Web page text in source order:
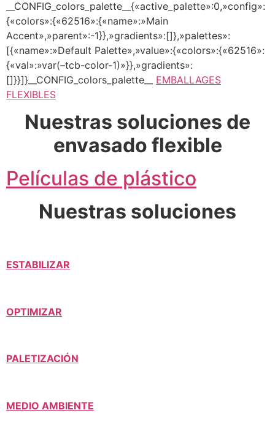
__CONFIG_colors_palette__{«active_palette»:0,»config»:
{«colors»:{«62516»:{«name»:»Main
Accent»,»parent»:-1}},»gradients»:[]},»palettes»:
[{«name»:»Default Palette»,»value»:{«colors»:{«62516»:
{«val»:»var(–tcb-color-1)»}},»gradients»:
[]}}]}__CONFIG_colors_palette__ EMBALLAGES
FLEXIBLES
Nuestras soluciones de
envasado flexible
Películas de plástico
Nuestras soluciones
ESTABILIZAR
OPTIMIZAR
PALETIZACIÓN
MEDIO AMBIENTE